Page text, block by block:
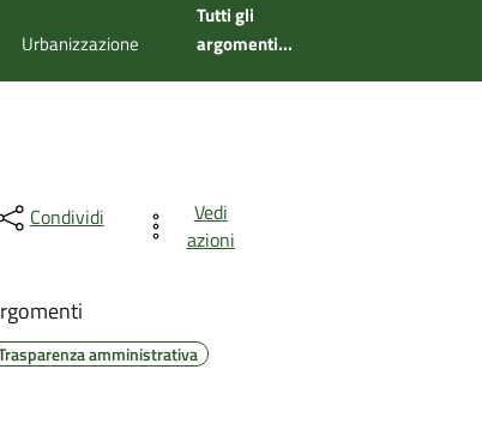
Urbanizzazione
Tutti gli
argomenti...
Condividi
Vedi
azioni
amministrativa